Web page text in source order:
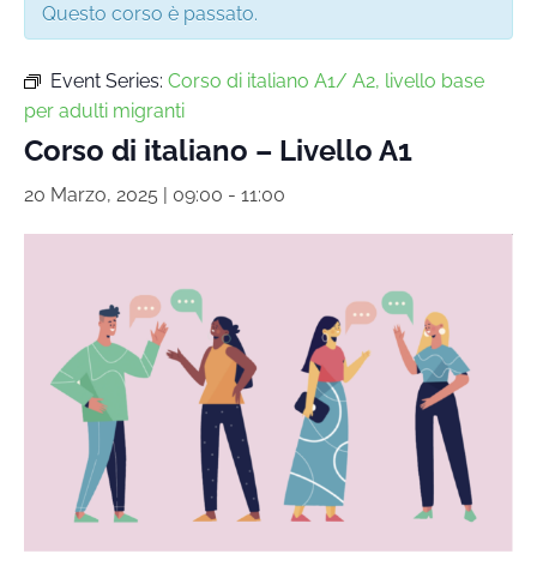
Questo corso è passato.
Event Series: Corso di italiano A1/ A2, livello base
per adulti migranti
Corso di italiano – Livello A1
20 Marzo, 2025 | 09:00 - 11:00